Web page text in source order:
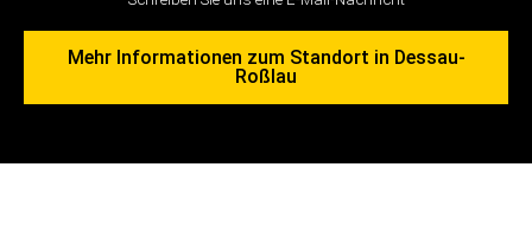
Mehr Informationen zum Standort in Dessau-
Roßlau